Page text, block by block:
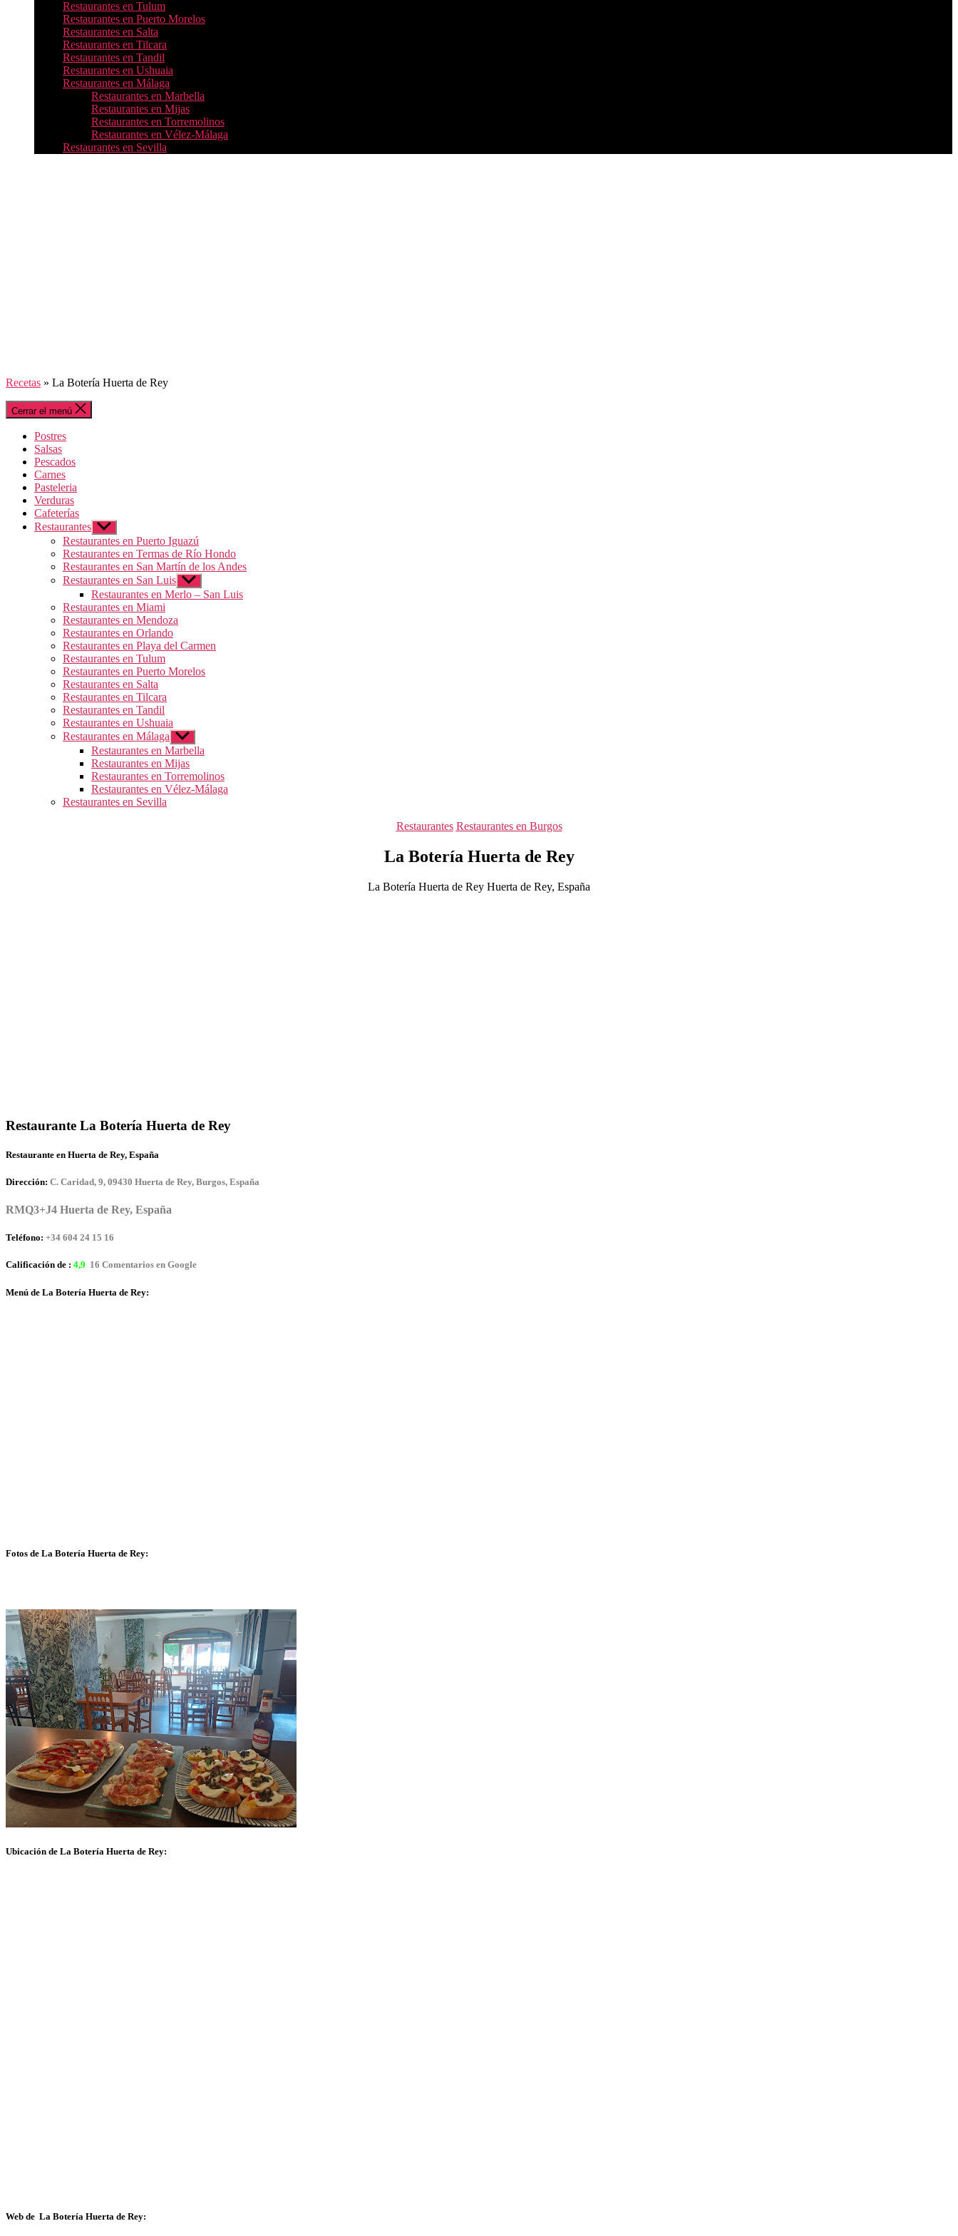
Restaurantes en Tulum
Restaurantes en Puerto Morelos
Restaurantes en Salta
Restaurantes en Tilcara
Restaurantes en Tandil
Restaurantes en Ushuaia
Restaurantes en Málaga
Restaurantes en Marbella
Restaurantes en Mijas
Restaurantes en Torremolinos
Restaurantes en Vélez-Málaga
Restaurantes en Sevilla
Recetas » La Botería Huerta de Rey
Cerrar el menú
Postres
Salsas
Pescados
Carnes
Pasteleria
Verduras
Cafeterías
Restaurantes Mostrar
el
submenú
Restaurantes en Puerto Iguazú
Restaurantes en Termas de Río Hondo
Restaurantes en San Martín de los Andes
Restaurantes en San Luis Mostrar
el
submenú
Restaurantes en Merlo – San Luis
Restaurantes en Miami
Restaurantes en Mendoza
Restaurantes en Orlando
Restaurantes en Playa del Carmen
Restaurantes en Tulum
Restaurantes en Puerto Morelos
Restaurantes en Salta
Restaurantes en Tilcara
Restaurantes en Tandil
Restaurantes en Ushuaia
Restaurantes en Málaga Mostrar
el
submenú
Restaurantes en Marbella
Restaurantes en Mijas
Restaurantes en Torremolinos
Restaurantes en Vélez-Málaga
Restaurantes en Sevilla
Categorías
Restaurantes Restaurantes en Burgos
La Botería Huerta de Rey
La Botería Huerta de Rey Huerta de Rey, España
Restaurante La Botería Huerta de Rey
Restaurante en Huerta de Rey, España
Dirección: C. Caridad, 9, 09430 Huerta de Rey, Burgos, España
RMQ3+J4 Huerta de Rey, España
Teléfono: +34 604 24 15 16
Calificación de : 4,9 16 Comentarios en Google
Menú de La Botería Huerta de Rey:
Fotos de La Botería Huerta de Rey:
Ubicación de La Botería Huerta de Rey:
Web de La Botería Huerta de Rey: